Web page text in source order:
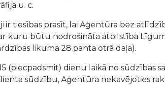
u. c.
ir tiesības prasīt, lai Aģentūra bez
kuru būtu nodrošināta atbilstība
likuma 28.panta otrā daļa).
(piecpadsmit) dienu laikā no sūdzības
sūdzību, Aģentūra nekavējoties